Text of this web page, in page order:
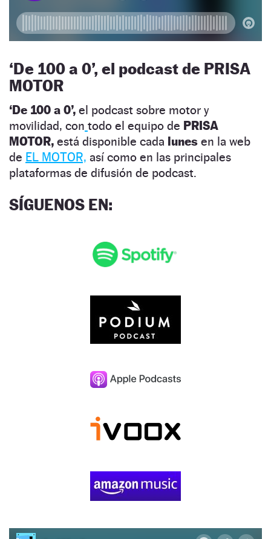
‘De 100 a 0’, el podcast de PRISA
MOTOR
‘De 100 a 0’, el podcast sobre motor y
movilidad, con todo el equipo de PRISA
MOTOR, está disponible cada lunes en la web
de EL MOTOR, así como en las principales
plataformas de difusión de podcast.
SÍGUENOS EN: